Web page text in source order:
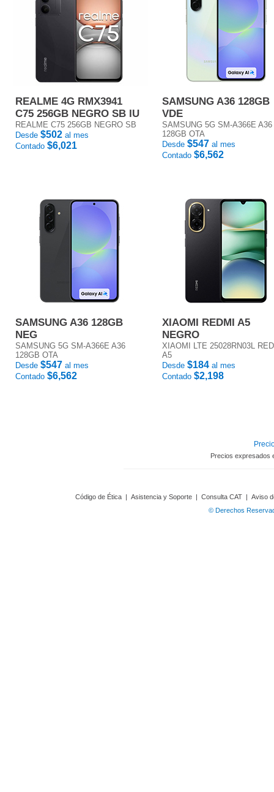
REALME 4G RMX3941
C75 256GB NEGRO SB IU
REALME C75 256GB NEGRO SB
Desde $502 al mes
Contado $6,021
SAMSUNG A36 128GB
VDE
SAMSUNG 5G SM-A366E A36
128GB OTA
Desde $547 al mes
Contado $6,562
SAMSUNG A36 128GB
NEG
SAMSUNG 5G SM-A366E A36
128GB OTA
Desde $547 al mes
Contado $6,562
XIAOMI REDMI A5
NEGRO
XIAOMI LTE 25028RN03L
A5
Desde $184 al mes
Contado $2,198
Precios expresados
Código de Ética | Asistencia y Soporte | Consulta CAT | Aviso
© Derechos